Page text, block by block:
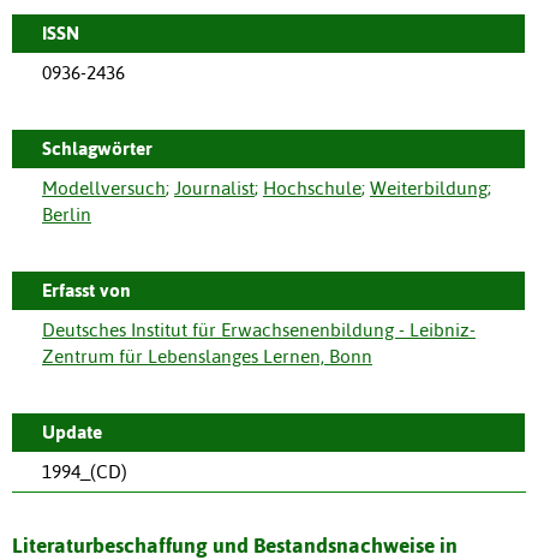
ISSN
0936-2436
Schlagwörter
Modellversuch; Journalist; Hochschule; Weiterbildung;
Berlin
Erfasst von
Deutsches Institut für Erwachsenenbildung - Leibniz-
Zentrum für Lebenslanges Lernen, Bonn
Update
1994_(CD)
Literaturbeschaffung und Bestandsnachweise in